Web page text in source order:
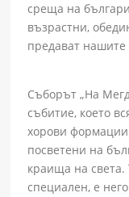
среща на
възрастни,
предават
Съборът „На
събитие, което
хорови
посветени на
краища на света.
специален, е